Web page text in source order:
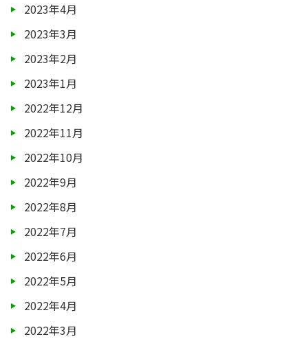
2023年4月
2023年3月
2023年2月
2023年1月
2022年12月
2022年11月
2022年10月
2022年9月
2022年8月
2022年7月
2022年6月
2022年5月
2022年4月
2022年3月